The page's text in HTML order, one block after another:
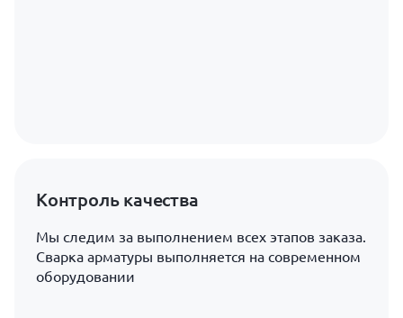
Контроль качества
Мы следим за выполнением всех этапов заказа.
Сварка арматуры выполняется на современном
оборудовании